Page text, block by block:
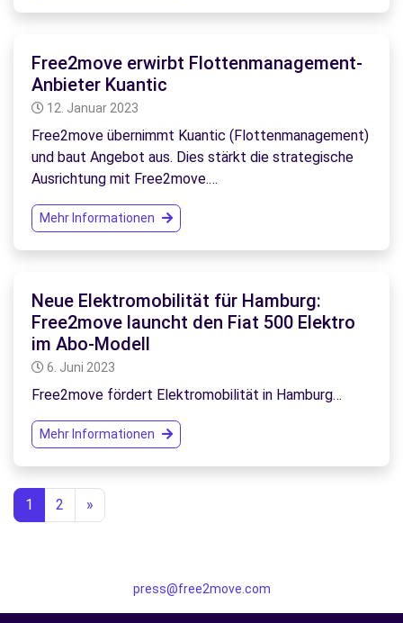
Free2move erwirbt Flottenmanagement-
Anbieter Kuantic
12. Januar 2023
Free2move übernimmt Kuantic (Flottenmanagement)
und baut Angebot aus. Dies stärkt die strategische
Ausrichtung mit Free2move.…
Mehr Informationen
Neue Elektromobilität für Hamburg:
Free2move launcht den Fiat 500 Elektro
im Abo-Modell
6. Juni 2023
Free2move fördert Elektromobilität in Hamburg…
Mehr Informationen
1 2 »
press@free2move.com